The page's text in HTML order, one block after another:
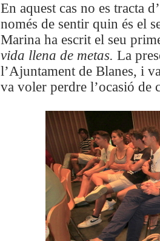
En aquest cas no es tracta
només de sentir quin és el
Marina ha escrit el seu
vida llena de metas. La
l’Ajuntament de Blanes, i
va voler perdre l’ocasió de